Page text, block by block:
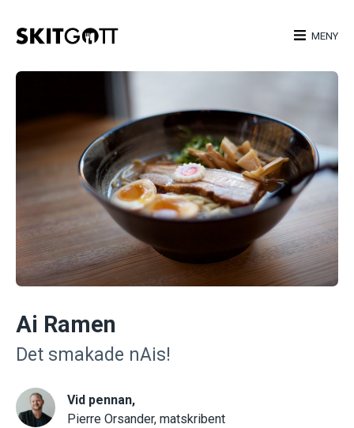
MENY
Ai Ramen
Det smakade nAis!
Vid pennan,
Pierre Orsander, matskribent